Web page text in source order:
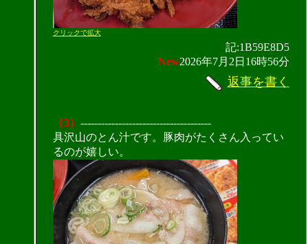
クリックで拡大
記:1B59E8D5
New2026年7月2日16時56分
返事を書く
（3） --------------------------------------
具沢山のとん汁です。豚肉がたくさん入ってい
るのが嬉しい。